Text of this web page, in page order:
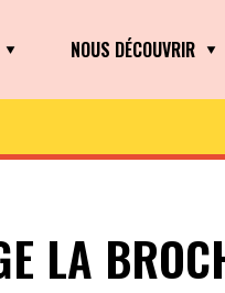
NOUS DÉCOUVRIR
LA